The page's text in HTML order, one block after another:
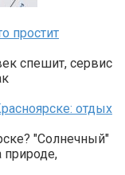
простит
спешит, сервис
отдых
"Солнечный"
природе,